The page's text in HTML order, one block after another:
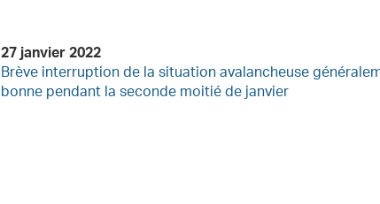
27 janvier 2022
Brève interruption de la situation avalancheuse
bonne pendant la seconde moitié de janvier